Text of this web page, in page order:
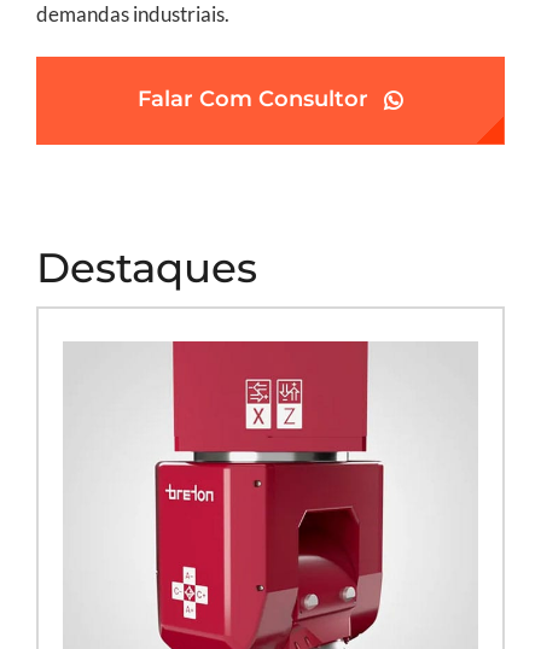
demandas industriais.
Falar Com Consultor
Destaques
Cabeçotes
Conta com duas opções de cabeçote para
atender todas as necessidades de usinagem.